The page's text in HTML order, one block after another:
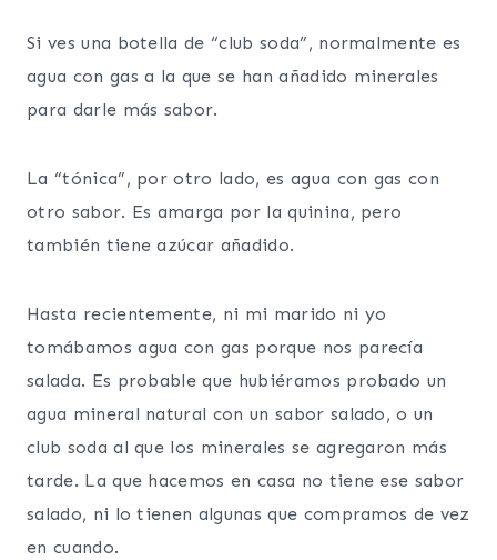
Si ves una botella de “club soda”, normalmente es
agua con gas a la que se han añadido minerales
para darle más sabor.
La “tónica”, por otro lado, es agua con gas con
otro sabor. Es amarga por la quinina, pero
también tiene azúcar añadido.
Hasta recientemente, ni mi marido ni yo
tomábamos agua con gas porque nos parecía
salada. Es probable que hubiéramos probado un
agua mineral natural con un sabor salado, o un
club soda al que los minerales se agregaron más
tarde. La que hacemos en casa no tiene ese sabor
salado, ni lo tienen algunas que compramos de vez
en cuando.